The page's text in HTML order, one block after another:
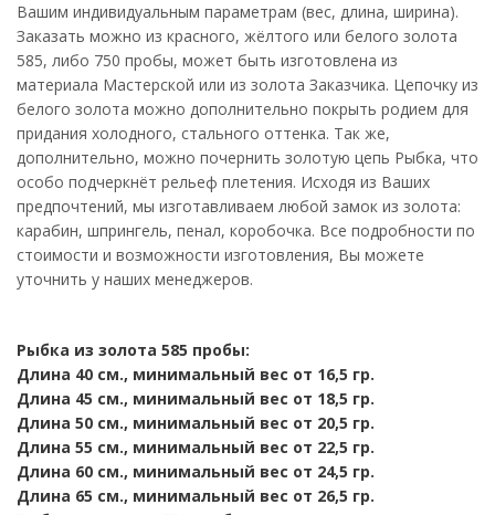
Вашим индивидуальным параметрам (вес, длина, ширина).
Заказать можно из красного, жёлтого или белого золота
585, либо 750 пробы, может быть изготовлена из
материала Мастерской или из золота Заказчика. Цепочку из
белого золота можно дополнительно покрыть родием для
придания холодного, стального оттенка. Так же,
дополнительно, можно почернить золотую цепь Рыбка, что
особо подчеркнёт рельеф плетения. Исходя из Ваших
предпочтений, мы изготавливаем любой замок из золота:
карабин, шпрингель, пенал, коробочка. Все подробности по
стоимости и возможности изготовления, Вы можете
уточнить у наших менеджеров.
Рыбка из золота 585 пробы:
Длина 40 см., минимальный вес от 16,5 гр.
Длина 45 см., минимальный вес от 18,5 гр.
Длина 50 см., минимальный вес от 20,5 гр.
Длина 55 см., минимальный вес от 22,5 гр.
Длина 60 см., минимальный вес от 24,5 гр.
Длина 65 см., минимальный вес от 26,5 гр.